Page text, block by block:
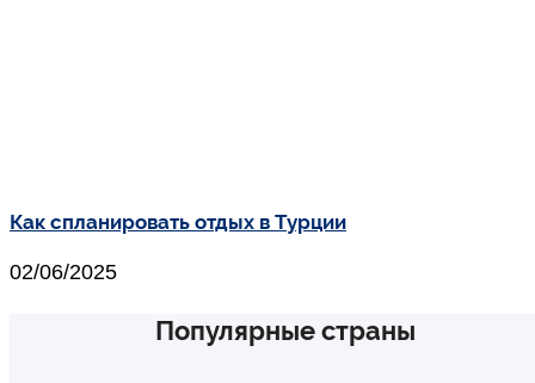
Как спланировать отдых в Турции
02/06/2025
Популярные страны